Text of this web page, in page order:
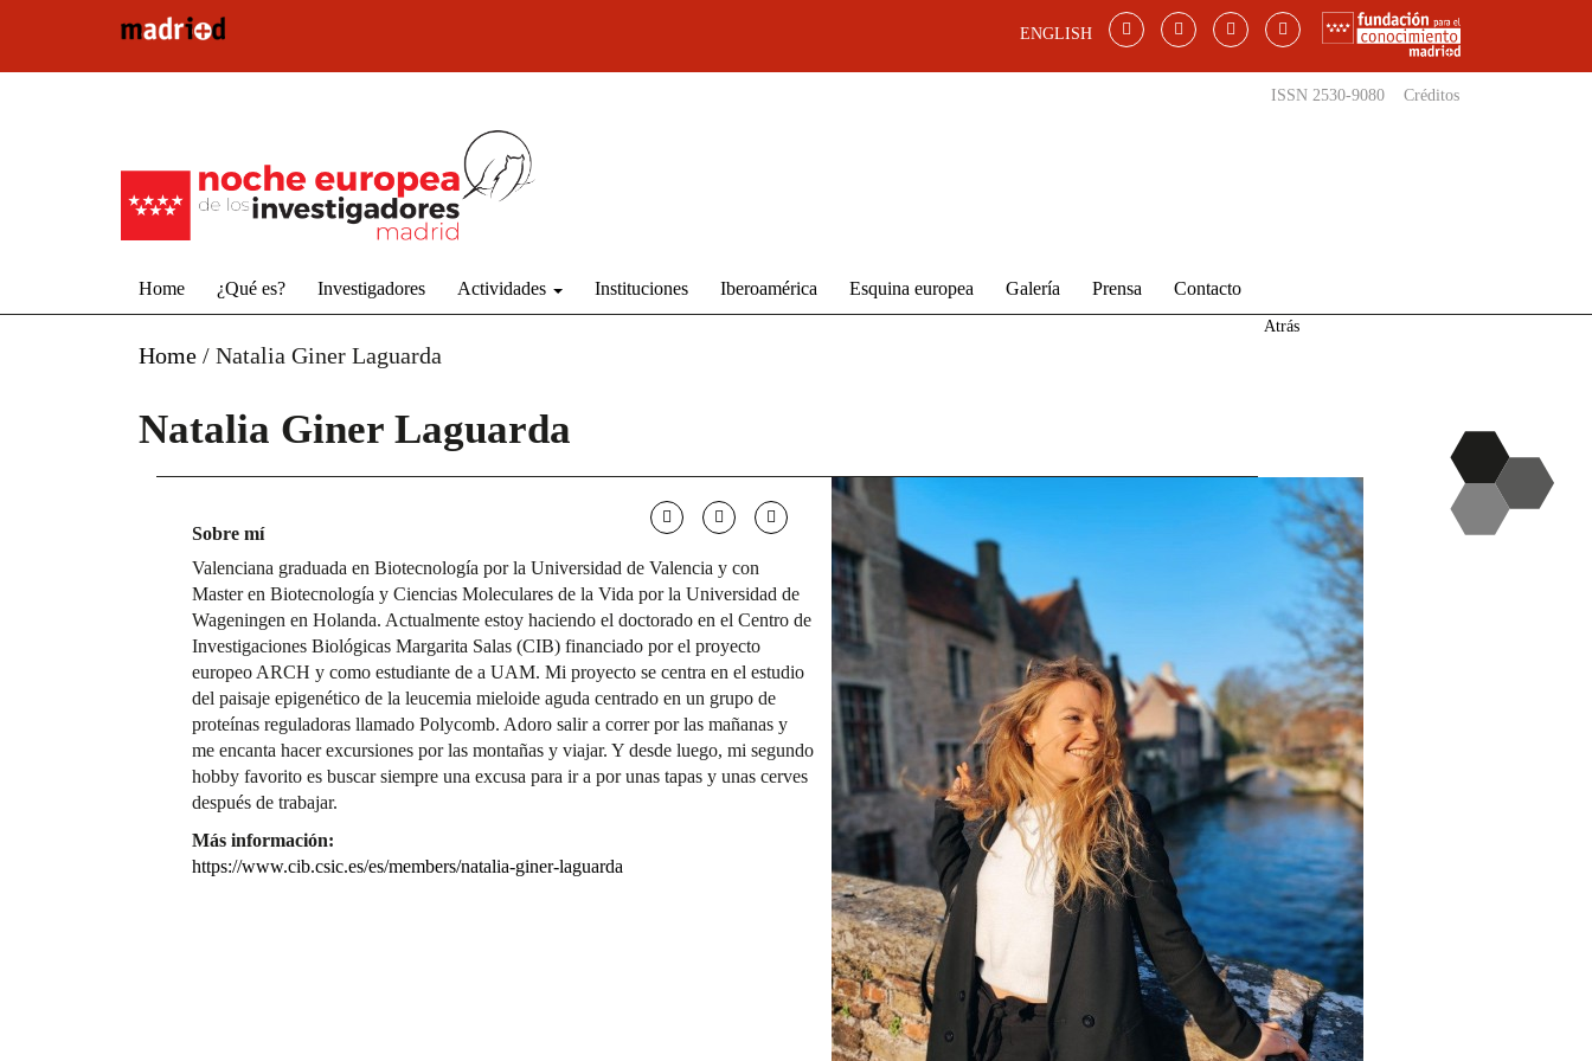
ENGLISH
ISSN 2530-9080 Créditos
Home ¿Qué es? Investigadores Actividades Instituciones Iberoamérica Esquina europea Galería Prensa Contacto
Home / Natalia Giner Laguarda
Atrás
Natalia Giner Laguarda
Sobre mí
Valenciana graduada en Biotecnología por la Universidad de Valencia y con
Master en Biotecnología y Ciencias Moleculares de la Vida por la Universidad de
Wageningen en Holanda. Actualmente estoy haciendo el doctorado en el Centro de
Investigaciones Biológicas Margarita Salas (CIB) financiado por el proyecto
europeo ARCH y como estudiante de a UAM. Mi proyecto se centra en el estudio
del paisaje epigenético de la leucemia mieloide aguda centrado en un grupo de
proteínas reguladoras llamado Polycomb. Adoro salir a correr por las mañanas y
me encanta hacer excursiones por las montañas y viajar. Y desde luego, mi segundo
hobby favorito es buscar siempre una excusa para ir a por unas tapas y unas cerves
después de trabajar.
Más información:
https://www.cib.csic.es/es/members/natalia-giner-laguarda